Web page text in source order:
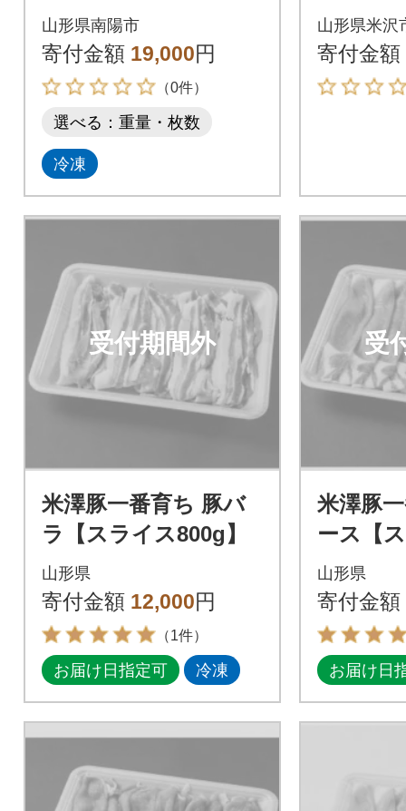
57】
山形県南陽市
寄付金額 19,000円
（0件）
選べる：重量・枚数
冷凍
の豚そ
本 詰め
ト
山形県米沢
寄付金額
受付期間外
米澤豚一番育ち 豚バ
ラ【スライス800g】
山形県
寄付金額 12,000円
（1件）
お届け日指定可 冷凍
受
米澤豚
ース【
g】
山形県
寄付金額
お届け日